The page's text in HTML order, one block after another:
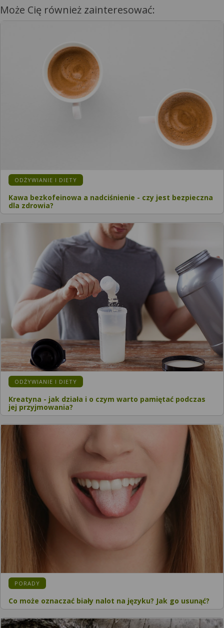
Może Cię również zainteresować:
KATEGORIA:
ODŻYWIANIE I DIETY
Kawa bezkofeinowa a nadciśnienie - czy jest bezpieczna
dla zdrowia?
KATEGORIA:
ODŻYWIANIE I DIETY
Kreatyna - jak działa i o czym warto pamiętać podczas
jej przyjmowania?
KATEGORIA:
PORADY
Co może oznaczać biały nalot na języku? Jak go usunąć?